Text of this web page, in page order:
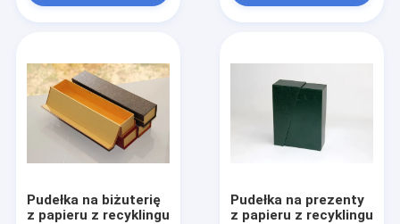
Pudełka na biżuterię
z papieru z recyklingu
Pudełka na prezenty
z papieru z recyklingu